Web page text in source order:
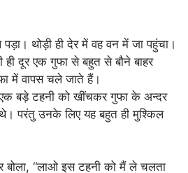
थोड़ी ही देर में वह वन में जा पहुंचा।
दूर एक गुफा से बहुत से बौने बाहर
में वापस चले जाते हैं।
बड़े टहनी को खींचकर गुफा के अन्दर
परंतु उनके लिए यह बहुत ही मुश्किल
बोला, “लाओ इस टहनी को मैं ले चलता